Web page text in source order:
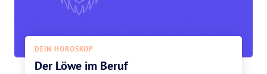
DEIN HOROSKOP
Der Löwe im Beruf